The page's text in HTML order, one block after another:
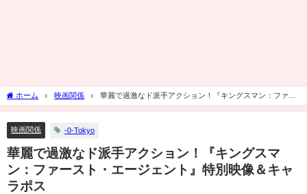
ホーム 映画関係
華麗で過激なド派手アクション！『キングスマン：ファー
スト・エージェント』特別映像＆キャラポス
映画関係 -0-Tokyo
華麗で過激なド派手アクション！『キングスマ
ン：ファースト・エージェント』特別映像＆キャ
ラポス